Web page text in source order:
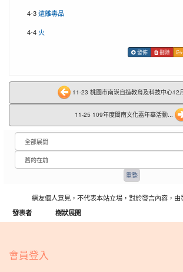
4-3遠離毒品
4-4 火
發佈 刪除
11-23 桃園市南崁自造教育及科技中心12
11-25 109年度閩南文化嘉年華活動...
網友個人意見，不代表本站立場，對於發言內容，由
發表者
樹狀展開
會員登入